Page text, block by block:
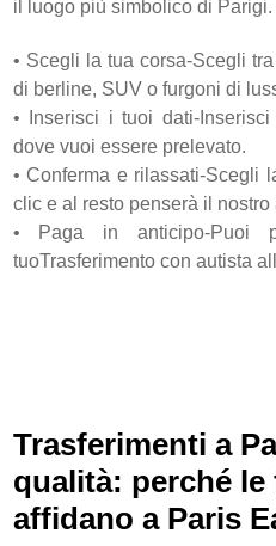
il luogo più simbolico di Parigi.
• Scegli la tua corsa-Scegli
di berline, SUV o furgoni di
•
Inserisci i tuoi dati-
dove vuoi essere prelevato.
• Conferma e rilassati-Scegli
clic e al resto penserà il nostro
•
Paga in anticipo-Puoi
tuoTrasferimento con autista
Trasferimenti a
qualità: perché le
affidano a Paris